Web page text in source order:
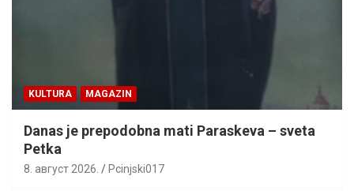
KULTURA MAGAZIN
Danas je prepodobna mati Paraskeva – sveta
Petka
8. август 2026. Pcinjski017